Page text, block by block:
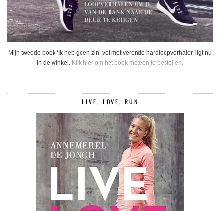
Mijn tweede boek ‘Ik heb geen zin’ vol motiverende hardloopverhalen ligt nu
in de winkel. Klik hier om het boek meteen te bestellen.
LIVE, LOVE, RUN